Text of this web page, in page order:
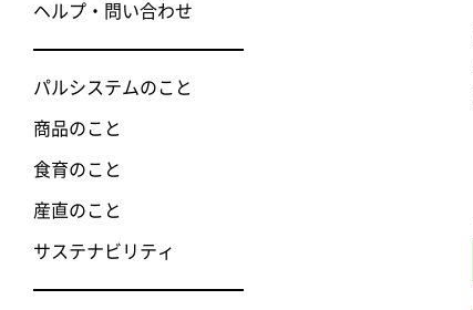
ヘルプ・問い合わせ
パルシステムのこと
商品のこと
食育のこと
産直のこと
サステナビリティ